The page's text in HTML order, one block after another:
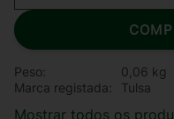
Peso
0,06 kg
Marca registada
Tulsa
Mostrar todos os